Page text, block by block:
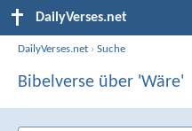
DailyVerses.net
DailyVerses.net ›Suche
Bibelverse über 'Wäre'